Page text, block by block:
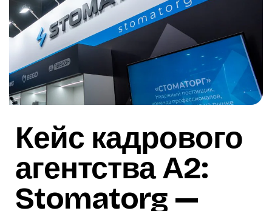
Кейс кадрового
агентства А2:
Stomatorg —